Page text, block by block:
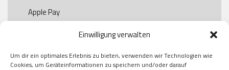
Einwilligung verwalten
Um dir ein optimales Erlebnis zu bieten, verwenden wir Technologien wie
Cookies, um Geräteinformationen zu speichern und/oder darauf
Apple Pay
Paypal
Kauf auf Rechung